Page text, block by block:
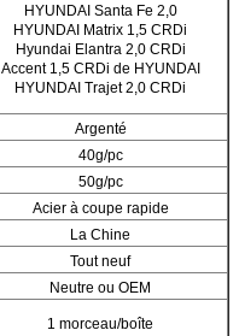
HYUNDAI Santa Fe 2,0
HYUNDAI Matrix 1,5 CRDi
Hyundai Elantra 2,0 CRDi
Accent 1,5 CRDi de HYUNDAI
HYUNDAI Trajet 2,0 CRDi
Argenté
40g/pc
50g/pc
Acier à coupe rapide
La Chine
Tout neuf
Neutre ou OEM
1 morceau/boîte